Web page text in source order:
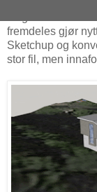
fremdeles gjør
Sketchup og
stor fil, men